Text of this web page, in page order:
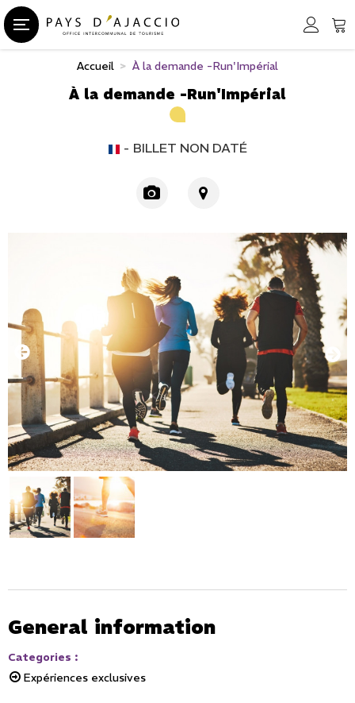
Accueil > À la demande -Run'Impérial
À la demande -Run'Impérial
BILLET NON DATÉ
General information
Categories :
Expériences exclusives